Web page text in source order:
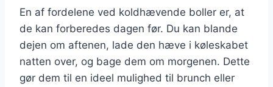
En af fordelene ved koldhævende boller er, at
de kan forberedes dagen før. Du kan blande
dejen om aftenen, lade den hæve i køleskabet
natten over, og bage dem om morgenen. Dette
gør dem til en ideel mulighed til brunch eller